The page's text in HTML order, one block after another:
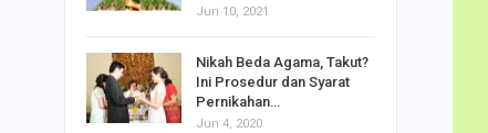
Jun 10, 2021
Nikah Beda Agama, Takut?
Ini Prosedur dan Syarat
Pernikahan…
Jun 4, 2020